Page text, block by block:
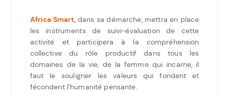
Africa Smart, dans sa démarche, mettra en place
les instruments de suivi-évaluation de cette
activité et participera à la compréhension
collective du rôle productif dans tous les
domaines de la vie, de la femme qui incarne, il
faut le souligner les valeurs qui fondent et
fécondent l’humanité pensante.